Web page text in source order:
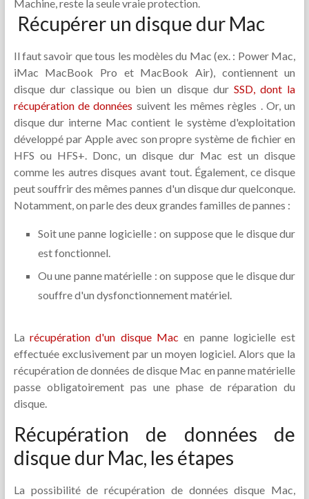
Machine, reste la seule vraie protection.
Récupérer un disque dur Mac
Il faut savoir que tous les modèles du Mac (ex. : Power Mac,
iMac MacBook Pro et MacBook Air), contiennent un
disque dur classique ou bien un disque dur SSD, dont la
récupération de données suivent les mêmes règles . Or, un
disque dur interne Mac contient le système d'exploitation
développé par Apple avec son propre système de fichier en
HFS ou HFS+. Donc, un disque dur Mac est un disque
comme les autres disques avant tout. Également, ce disque
peut souffrir des mêmes pannes d'un disque dur quelconque.
Notamment, on parle des deux grandes familles de pannes :
Soit une panne logicielle : on suppose que le disque dur
est fonctionnel.
Ou une panne matérielle : on suppose que le disque dur
souffre d'un dysfonctionnement matériel.
Larécupération d'un disque Mac en panne logicielle est
effectuée exclusivement par un moyen logiciel. Alors que la
récupération de données de disque Mac en panne matérielle
passe obligatoirement pas une phase de réparation du
disque.
Récupération de données de
disque dur Mac, les étapes
La possibilité de récupération de données disque Mac,